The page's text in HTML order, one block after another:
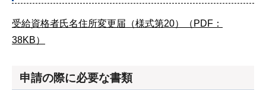
受給資格者氏名住所変更届（様式第20）（PDF：
38KB）
申請の際に必要な書類